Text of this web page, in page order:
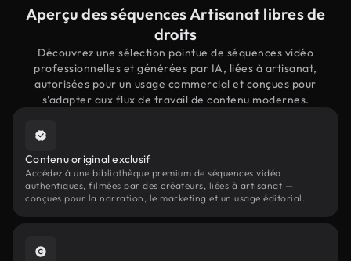
Aperçu des séquences Artisanat libres de
droits
Découvrez une sélection pointue de séquences vidéo
professionnelles et générées par IA, liées à artisanat,
autorisées pour un usage commercial et conçues pour
s'adapter aux flux de travail de contenu modernes.
Contenu original exclusif
Accédez à une bibliothèque premium de séquences vidéo
authentiques, filmées par des créateurs, liées à artisanat —
conçues pour la narration, le marketing et un usage éditorial.